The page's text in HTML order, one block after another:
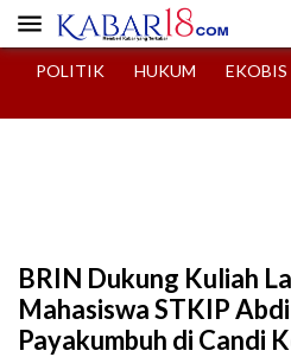

POLITIK HUKUM EKOBIS
BRIN Dukung Kuliah
Mahasiswa STKIP
Payakumbuh di Candi